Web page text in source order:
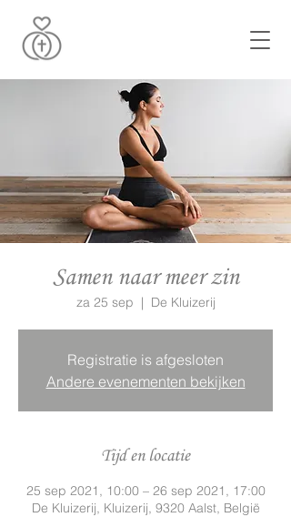
Samen naar meer zin
za 25 sep
  |
De Kluizerij
Registratie is afgesloten
Andere evenementen bekijken
Tijd en locatie
25 sep 2021, 10:00 – 26 sep 2021, 17:00
De Kluizerij, Kluizerij, 9320 Aalst, België